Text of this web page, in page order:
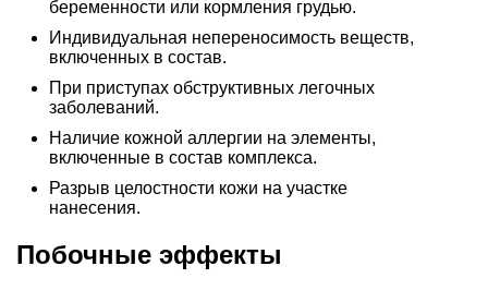
беременности или кормления грудью.
Индивидуальная непереносимость веществ,
включенных в состав.
При приступах обструктивных легочных
заболеваний.
Наличие кожной аллергии на элементы,
включенные в состав комплекса.
Разрыв целостности кожи на участке
нанесения.
Побочные эффекты